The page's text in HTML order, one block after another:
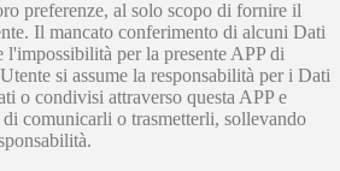
preferenze, al solo scopo di fornire il
Il mancato conferimento di alcuni Dati
l'impossibilità per la presente APP di
si assume la responsabilità per i Dati
o condivisi attraverso questa APP e
comunicarli o trasmetterli, sollevando